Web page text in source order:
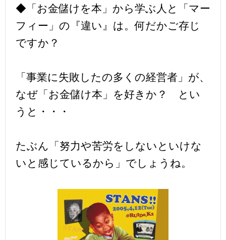
◆「お金儲けを本」から学ぶ人と「マー
フィー」の『違い』は。何だかご存じ
ですか？
「事業に失敗したの多くの経営者」が、
なぜ「お金儲け本」を好きか？ とい
うと・・・
たぶん「努力や苦労をしないといけな
いと感じているから」でしょうね。